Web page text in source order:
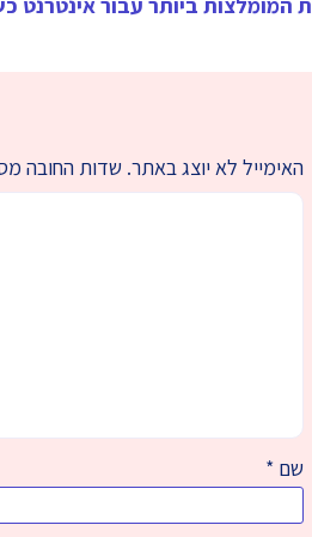
המומלצות ביותר עבור אינטרנט
האימייל לא יוצג באתר. שדות החובה
שם *